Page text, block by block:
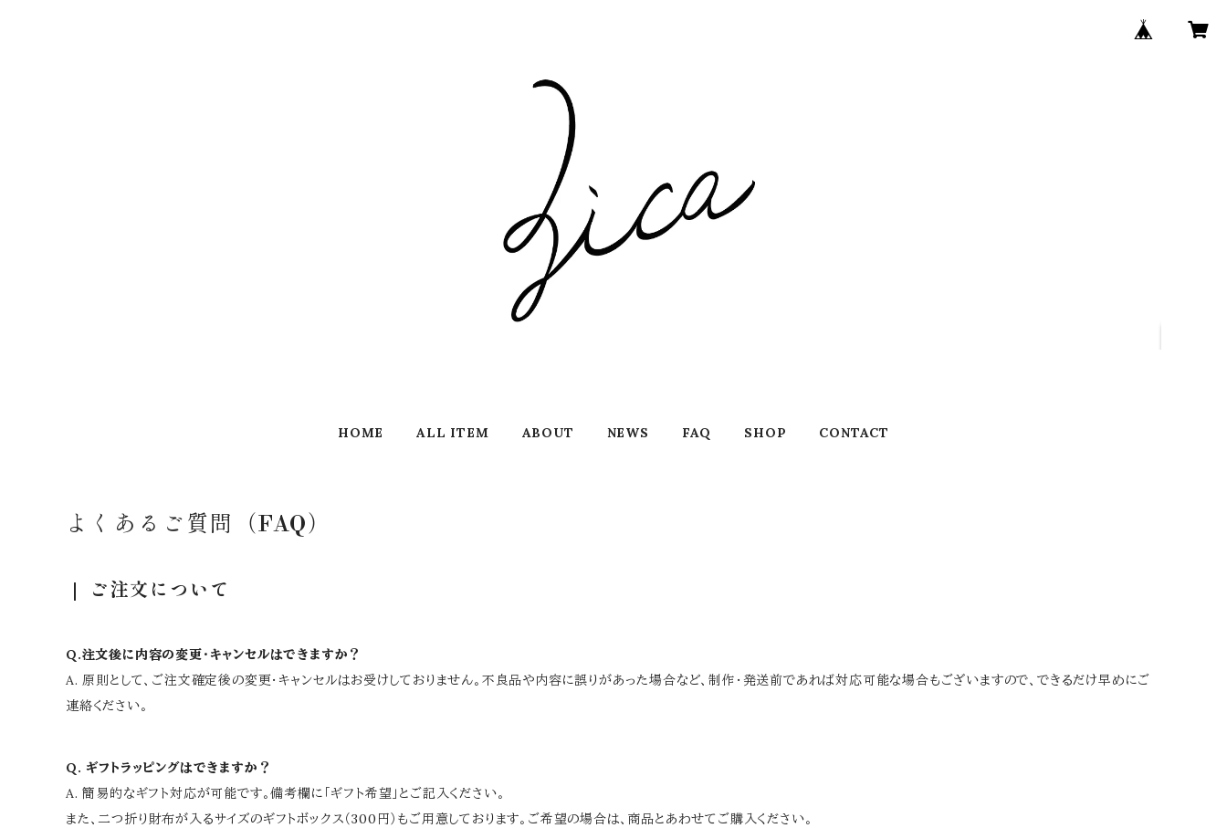
HOME ALL ITEM ABOUT NEWS FAQ SHOP CONTACT
よくあるご質問（FAQ）
ご注文について
Q.注文後に内容の変更・キャンセルはできますか？
A. 原則として、ご注文確定後の変更・キャンセルはお受けしておりません。不良品や内容に誤りがあった場合など、制作・発送前であれば対応可能な場合もございますので、できるだけ早めにご
連絡ください。
Q. ギフトラッピングはできますか？
A. 簡易的なギフト対応が可能です。備考欄に「ギフト希望」とご記入ください。
また、二つ折り財布が入るサイズのギフトボックス（300円）もご用意しております。ご希望の場合は、商品とあわせてご購入ください。